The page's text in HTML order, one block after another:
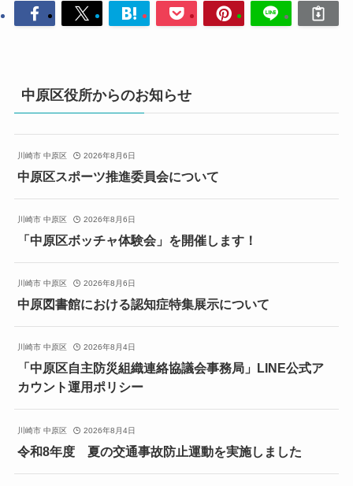
中原区役所からのお知らせ
川崎市 中原区 2026年8月6日
中原区スポーツ推進委員会について
川崎市 中原区 2026年8月6日
「中原区ボッチャ体験会」を開催します！
川崎市 中原区 2026年8月6日
中原図書館における認知症特集展示について
川崎市 中原区 2026年8月4日
「中原区自主防災組織連絡協議会事務局」LINE公式ア
カウント運用ポリシー
川崎市 中原区 2026年8月4日
令和8年度 夏の交通事故防止運動を実施しました